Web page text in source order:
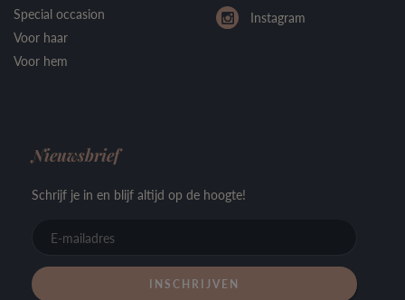
Special occasion
Voor haar
Voor hem
Instagram
Nieuwsbrief
Schrijf je in en blijf altijd op de hoogte!